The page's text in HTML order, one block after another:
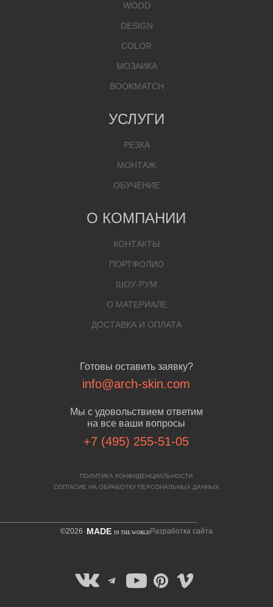
Готовы оставить заявку?
info@arch-skin.com
Мы с удовольствием ответим
на все ваши вопросы
+7 (495) 255-51-05
ПОЛИТИКА КОНФИДЕНЦИАЛЬНОСТИ
СОГЛАСИЕ НА ОБРАБОТКУ ПЕРСОНАЛЬНЫХ ДАННЫХ
WOOD
DESIGN
COLOR
МОЗАИКА
BOOKMATCH
УСЛУГИ
РЕЗКА
МОНТАЖ
ОБУЧЕНИЕ
О КОМПАНИИ
КОНТАКТЫ
ПОРТФОЛИО
ШОУ-РУМ
О МАТЕРИАЛЕ
ДОСТАВКА И ОПЛАТА
©2026 MADE IN THE WORLDРазработка сайта